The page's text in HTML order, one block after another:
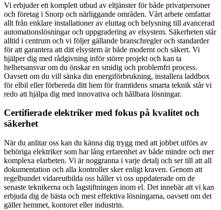
Vi erbjuder ett komplett utbud av eltjänster för både privatpersoner
och företag i Snorp och närliggande områden. Vårt arbete omfattar
allt från enklare installationer av eluttag och belysning till avancerad
automationslösningar och uppgradering av elsystem. Säkerheten står
alltid i centrum och vi följer gällande branschregler och standarder
för att garantera att ditt elsystem är både modernt och säkert. Vi
hjälper dig med rådgivning inför större projekt och kan ta
helhetsansvar om du önskar en smidig och problemfri process.
Oavsett om du vill sänka din energiförbrukning, installera laddbox
för elbil eller förbereda ditt hem för framtidens smarta teknik står vi
redo att hjälpa dig med innovativa och hållbara lösningar.
Certifierade elektriker med fokus på kvalitet och
säkerhet
När du anlitar oss kan du känna dig trygg med att jobbet utförs av
behöriga elektriker som har lång erfarenhet av både mindre och mer
komplexa elarbeten. Vi är noggranna i varje detalj och ser till att all
dokumentation och alla kontroller sker enligt kraven. Genom att
regelbundet vidareutbilda oss håller vi oss uppdaterade om de
senaste teknikerna och lagstiftningen inom el. Det innebär att vi kan
erbjuda dig de bästa och mest effektiva lösningarna, oavsett om det
gäller hemmet, kontoret eller industrin.